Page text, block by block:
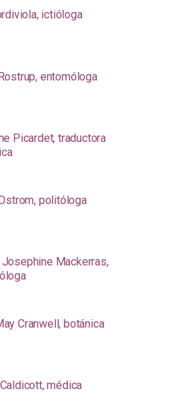
ictióloga
entomóloga
Picardet, traductora
politóloga
Josephine Mackerras,
Cranwell, botánica
médica